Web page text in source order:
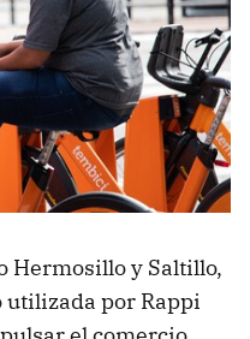
Hermosillo y Saltillo,
utilizada por Rappi